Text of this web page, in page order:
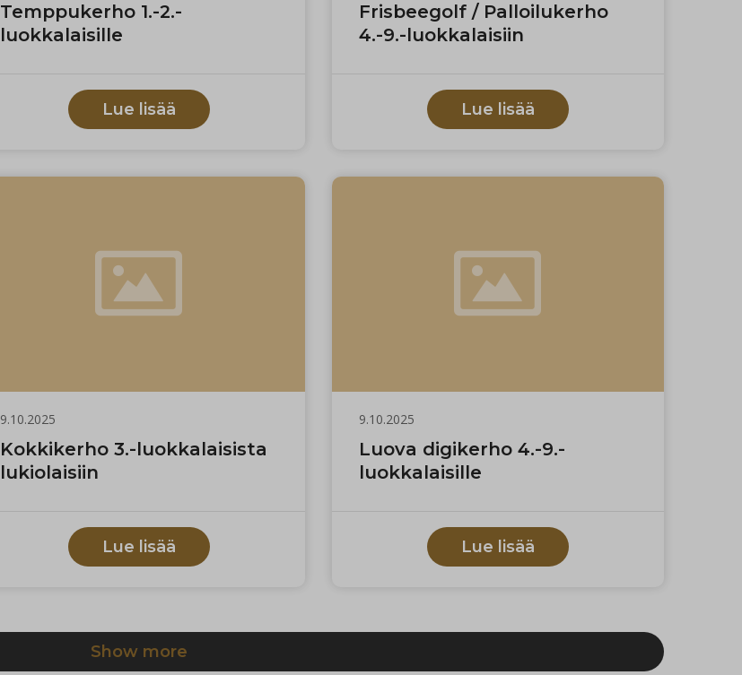
Temppukerho 1.-2.-
luokkalaisille
Lue lisää
Frisbeegolf / Palloilukerho
4.-9.-luokkalaisiin
Lue lisää
9.10.2025
Kokkikerho 3.-luokkalaisista
lukiolaisiin
Lue lisää
9.10.2025
Luova digikerho 4.-9.-
luokkalaisille
Lue lisää